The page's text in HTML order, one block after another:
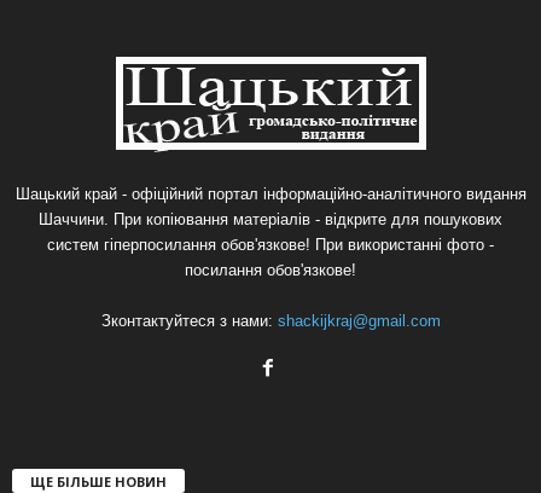
Шацький край - офіційний портал інформаційно-аналітичного видання
Шаччини. При копіювання матеріалів - відкрите для пошукових
систем гіперпосилання обов'язкове! При використанні фото -
посилання обов'язкове!
Зконтактуйтеся з нами: shackijkraj@gmail.com
ЩЕ БІЛЬШЕ НОВИН